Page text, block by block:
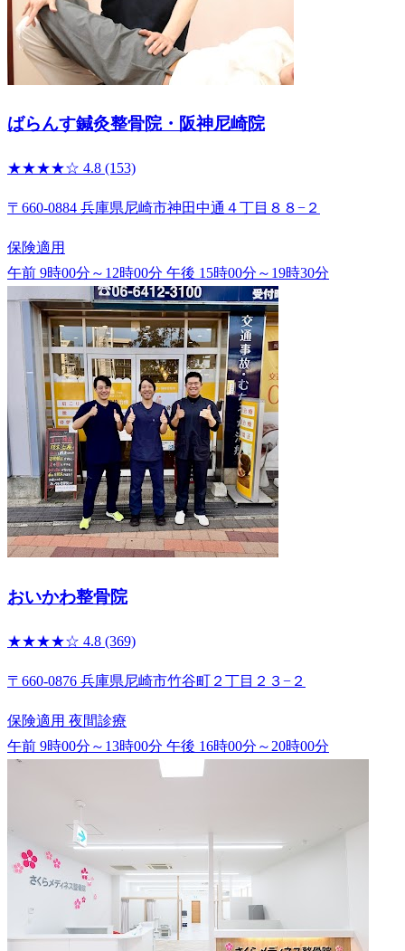
ばらんす鍼灸整骨院・阪神尼崎院
★★★★☆ 4.8 (153)
〒660-0884 兵庫県尼崎市神田中通４丁目８８−２
保険適用
午前 9時00分～12時00分 午後 15時00分～19時30分
おいかわ整骨院
★★★★☆ 4.8 (369)
〒660-0876 兵庫県尼崎市竹谷町２丁目２３−２
保険適用 夜間診療
午前 9時00分～13時00分 午後 16時00分～20時00分